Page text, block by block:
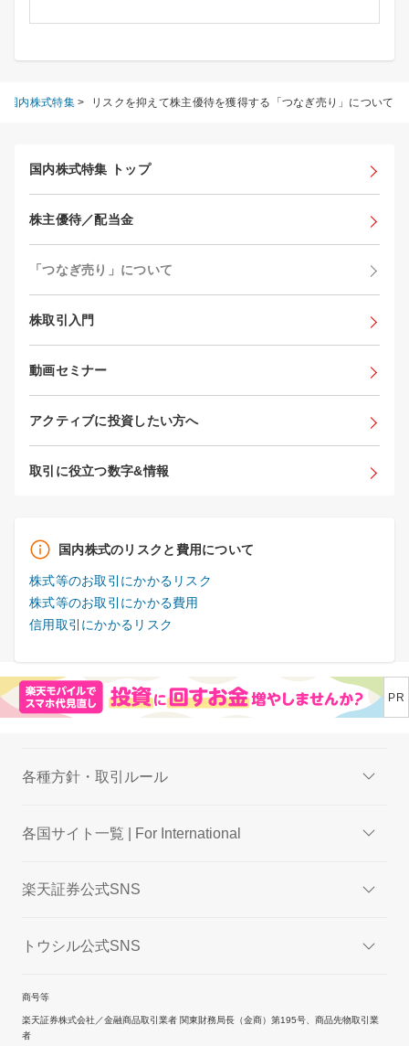
国内株式特集> リスクを抑えて株主優待を獲得する「つなぎ売り」について
国内株式特集 トップ
株主優待／配当金
「つなぎ売り」について
株取引入門
動画セミナー
アクティブに投資したい方へ
取引に役立つ数字&情報
国内株式のリスクと費用について
株式等のお取引にかかるリスク
株式等のお取引にかかる費用
信用取引にかかるリスク
各種方針・取引ルール
各国サイト一覧 | For International
楽天証券公式SNS
トウシル公式SNS
商号等
楽天証券株式会社／金融商品取引業者 関東財務局長（金商）第195号、商品先物取引業
者